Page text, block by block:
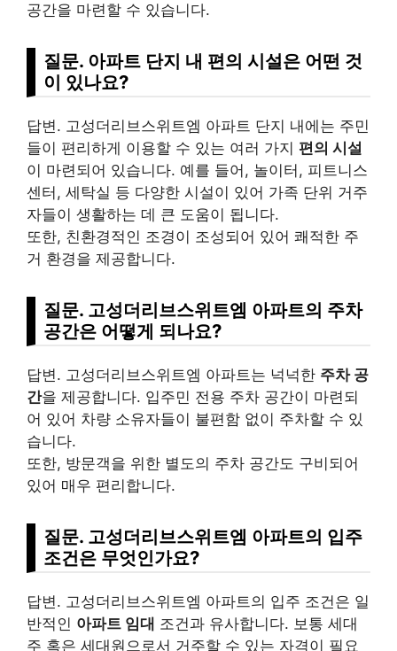
공간을 마련할 수 있습니다.
질문. 아파트 단지 내 편의 시설은 어떤 것
이 있나요?
답변. 고성더리브스위트엠 아파트 단지 내에는 주민
들이 편리하게 이용할 수 있는 여러 가지 편의 시설
이 마련되어 있습니다. 예를 들어, 놀이터, 피트니스
센터, 세탁실 등 다양한 시설이 있어 가족 단위 거주
자들이 생활하는 데 큰 도움이 됩니다.
또한, 친환경적인 조경이 조성되어 있어 쾌적한 주
거 환경을 제공합니다.
질문. 고성더리브스위트엠 아파트의 주차
공간은 어떻게 되나요?
답변. 고성더리브스위트엠 아파트는 넉넉한 주차 공
간을 제공합니다. 입주민 전용 주차 공간이 마련되
어 있어 차량 소유자들이 불편함 없이 주차할 수 있
습니다.
또한, 방문객을 위한 별도의 주차 공간도 구비되어
있어 매우 편리합니다.
질문. 고성더리브스위트엠 아파트의 입주
조건은 무엇인가요?
답변. 고성더리브스위트엠 아파트의 입주 조건은 일
반적인 아파트 임대 조건과 유사합니다. 보통 세대
주 혹은 세대원으로서 거주할 수 있는 자격이 필요